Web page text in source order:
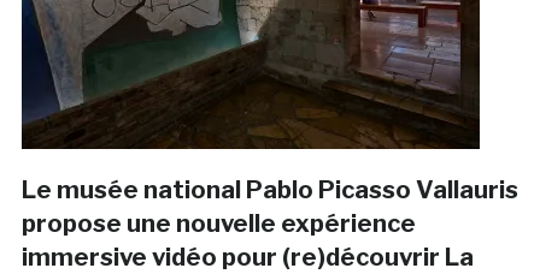
Le musée national Pablo Picasso Vallauris
propose une nouvelle expérience
immersive vidéo pour (re)découvrir La